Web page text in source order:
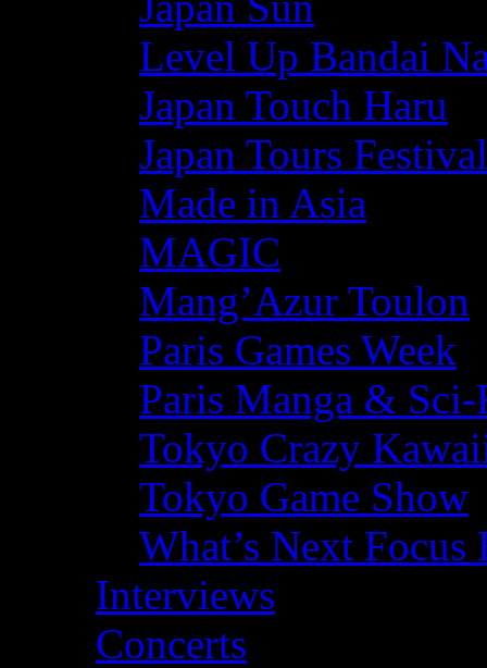
Level Up Bandai
Japan Touch Haru
Japan Tours Festival
Made in Asia
MAGIC
Mang’Azur Toulon
Paris Games Week
Paris Manga &
Tokyo Crazy
Tokyo Game Show
What’s Next
Interviews
Concerts